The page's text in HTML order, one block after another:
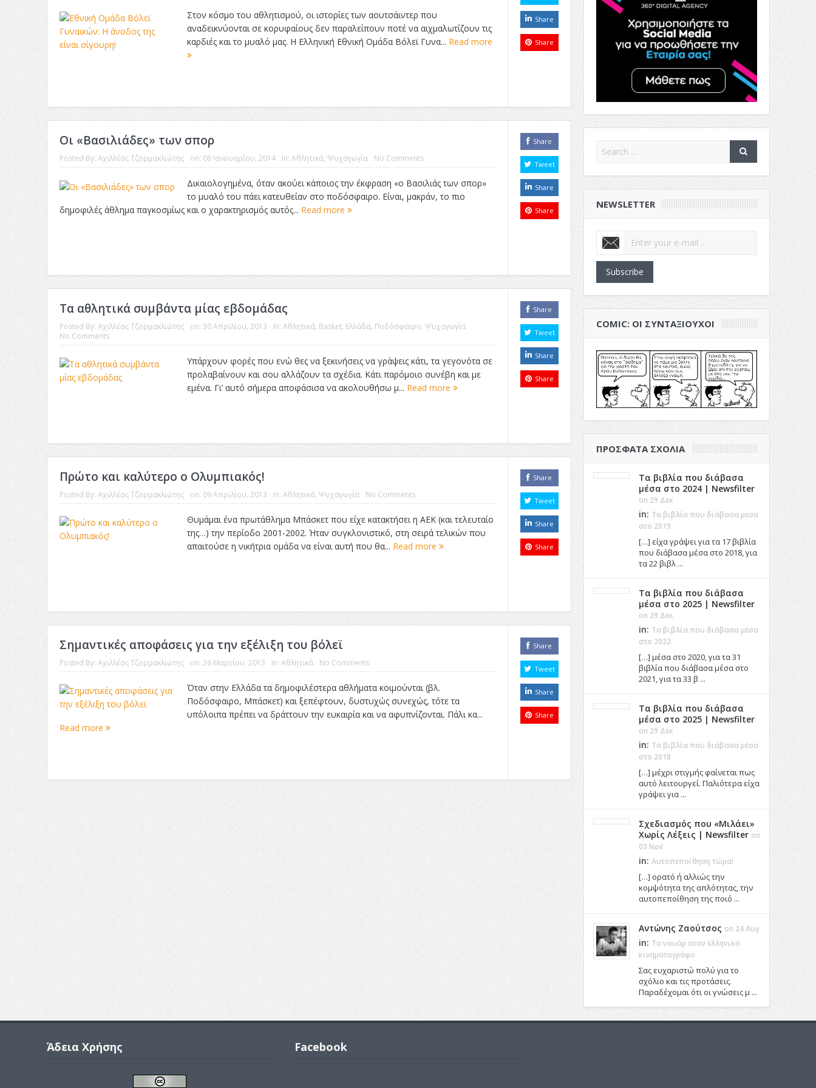
Στον κόσμο του αθλητισμού, οι ιστορίες των αουτσάιντερ που
αναδεικνύονται σε κορυφαίους δεν παραλείπουν ποτέ να αιχμαλωτίζουν τις
καρδιές και το μυαλό μας. Η Ελληνική Εθνική Ομάδα Βόλεϊ Γυνα... Read more
Share
Share
Οι «Βασιλιάδες» των σπορ
Posted By: Αχιλλέας Τζορμακλιώτης on: 08 Ιανουαρίου, 2014 In: Αθλητικά, Ψυχαγωγία No Comments
Δικαιολογημένα, όταν ακούει κάποιος την έκφραση «ο Βασιλιάς των σπορ»
το μυαλό του πάει κατευθείαν στο ποδόσφαιρο. Είναι, μακράν, το πιο
δημοφιλές άθλημα παγκοσμίως και ο χαρακτηρισμός αυτός... Read more
Share
Tweet
Share
Share
Τα αθλητικά συμβάντα μίας εβδομάδας
Posted By: Αχιλλέας Τζορμακλιώτης on: 30 Απριλίου, 2013 In: Αθλητικά, Βasket, Ελλάδα, Ποδόσφαιρο, Ψυχαγωγία
No Comments
Υπάρχουν φορές που ενώ θες να ξεκινήσεις να γράψεις κάτι, τα γεγονότα σε
προλαβαίνουν και σου αλλάζουν τα σχέδια. Κάτι παρόμοιο συνέβη και με
εμένα. Γι’ αυτό σήμερα αποφάσισα να ακολουθήσω μ... Read more
Share
Tweet
Share
Share
Πρώτο και καλύτερο ο Ολυμπιακός!
Posted By: Αχιλλέας Τζορμακλιώτης on: 09 Απριλίου, 2013 In: Αθλητικά, Ψυχαγωγία No Comments
Θυμάμαι ένα πρωτάθλημα Μπάσκετ που είχε κατακτήσει η ΑΕΚ (και τελευταίο
της…) την περίοδο 2001-2002. Ήταν συγκλονιστικό, στη σειρά τελικών που
απαιτούσε η νικήτρια ομάδα να είναι αυτή που θα... Read more
Share
Tweet
Share
Share
Σημαντικές αποφάσεις για την εξέλιξη του βόλεϊ
Posted By: Αχιλλέας Τζορμακλιώτης on: 26 Μαρτίου, 2013 In: Αθλητικά No Comments
Όταν στην Ελλάδα τα δημοφιλέστερα αθλήματα κοιμούνται (βλ.
Ποδόσφαιρο, Μπάσκετ) και ξεπέφτουν, δυστυχώς συνεχώς, τότε τα
υπόλοιπα πρέπει να δράττουν την ευκαιρία και να αφυπνίζονται. Πάλι κα...
Read more
Share
Tweet
Share
Share
NEWSLETTER
Subscribe
COMIC: ΟΙ ΣΥΝΤΑΞΙΟΎΧΟΙ
ΠΡΌΣΦΑΤΑ ΣΧΌΛΙΑ
Τα βιβλία που διάβασα
μέσα στο 2024 | Newsfilter
on 29 Δεκ
in: Τα βιβλία που διάβασα μέσα
στο 2019
[…] είχα γράψει για τα 17 βιβλία
που διάβασα μέσα στο 2018, για
τα 22 βιβλ ...
Τα βιβλία που διάβασα
μέσα στο 2025 | Newsfilter
on 29 Δεκ
in: Τα βιβλία που διάβασα μέσα
στο 2022
[…] μέσα στο 2020, για τα 31
βιβλία που διάβασα μέσα στο
2021, για τα 33 β ...
Τα βιβλία που διάβασα
μέσα στο 2025 | Newsfilter
on 29 Δεκ
in: Τα βιβλία που διάβασα μέσα
στο 2018
[…] μέχρι στιγμής φαίνεται πως
αυτό λειτουργεί. Παλιότερα είχα
γράψει για ...
Σχεδιασμός που «Μιλάει»
Χωρίς Λέξεις | Newsfilter on
03 Νοέ
in: Αυτοπεποίθηση τώρα!
[…] ορατό ή αλλιώς την
κομψότητα της απλότητας, την
αυτοπεποίθηση της ποιό ...
Αντώνης Ζαούτσος on 24 Αυγ
in: Το νουάρ στον ελληνικό
κινηματογράφο
Σας ευχαριστώ πολύ για το
σχόλιο και τις προτάσεις.
Παραδέχομαι ότι οι γνώσεις μ ...
Άδεια Χρήσης Facebook